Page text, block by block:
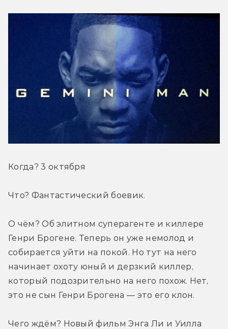
Когда? 3 октября
Что? Фантастический боевик.
О чём? Об элитном суперагенте и киллере
Генри Брогене. Теперь он уже немолод и
собирается уйти на покой. Но тут на него
начинает охоту юный и дерзкий киллер,
который подозрительно на него похож. Нет,
это не сын Генри Брогена — это его клон.
Чего ждём? Новый фильм Энга Ли и Уилла